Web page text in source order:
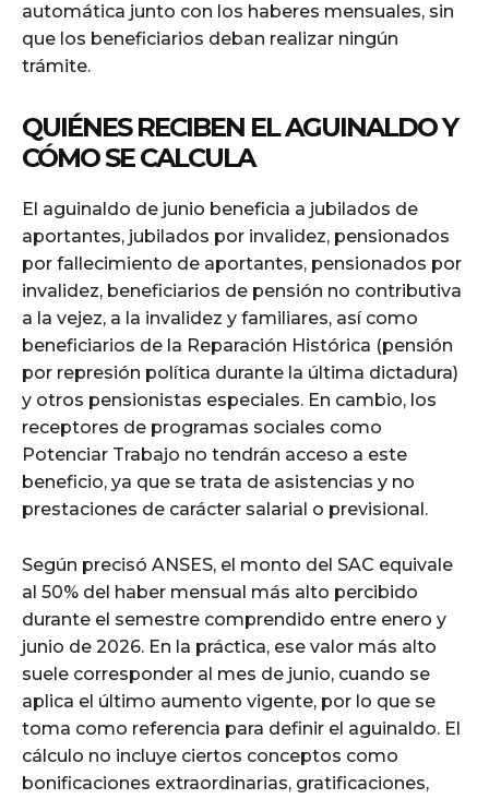
automática junto con los haberes mensuales, sin
que los beneficiarios deban realizar ningún
trámite.
QUIÉNES RECIBEN EL AGUINALDO Y
CÓMO SE CALCULA
El aguinaldo de junio beneficia a jubilados de
aportantes, jubilados por invalidez, pensionados
por fallecimiento de aportantes, pensionados por
invalidez, beneficiarios de pensión no contributiva
a la vejez, a la invalidez y familiares, así como
beneficiarios de la Reparación Histórica (pensión
por represión política durante la última dictadura)
y otros pensionistas especiales. En cambio, los
receptores de programas sociales como
Potenciar Trabajo no tendrán acceso a este
beneficio, ya que se trata de asistencias y no
prestaciones de carácter salarial o previsional.
Según precisó ANSES, el monto del SAC equivale
al 50% del haber mensual más alto percibido
durante el semestre comprendido entre enero y
junio de 2026. En la práctica, ese valor más alto
suele corresponder al mes de junio, cuando se
aplica el último aumento vigente, por lo que se
toma como referencia para definir el aguinaldo. El
cálculo no incluye ciertos conceptos como
bonificaciones extraordinarias, gratificaciones,